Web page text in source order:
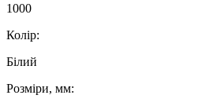
1000
Колір:
Білий
Розміри, мм: